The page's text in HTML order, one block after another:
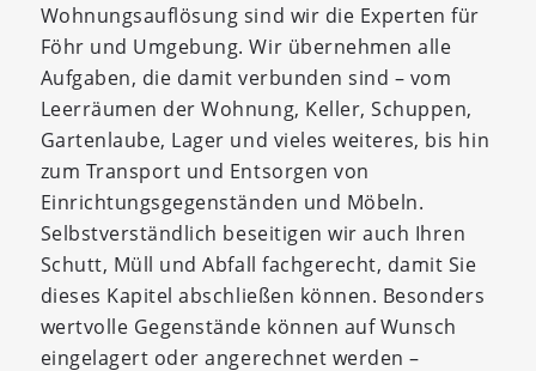
Wohnungsauflösung sind wir die Experten für
Föhr und Umgebung. Wir übernehmen alle
Aufgaben, die damit verbunden sind – vom
Leerräumen der Wohnung, Keller, Schuppen,
Gartenlaube, Lager und vieles weiteres, bis hin
zum Transport und Entsorgen von
Einrichtungsgegenständen und Möbeln.
Selbstverständlich beseitigen wir auch Ihren
Schutt, Müll und Abfall fachgerecht, damit Sie
dieses Kapitel abschließen können. Besonders
wertvolle Gegenstände können auf Wunsch
eingelagert oder angerechnet werden –